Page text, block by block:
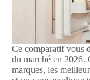
Ce comparatif vous
du marché en 2026.
marques, les